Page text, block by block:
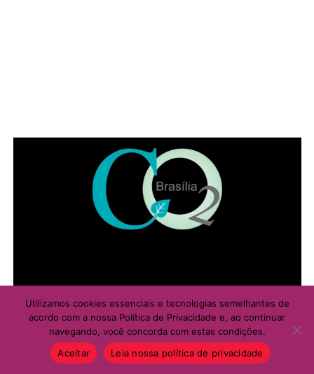
Utilizamos cookies essenciais e tecnologias semelhantes de
acordo com a nossa Política de Privacidade e, ao continuar
navegando, você concorda com estas condições.
Aceitar
Leia nossa política de privacidade